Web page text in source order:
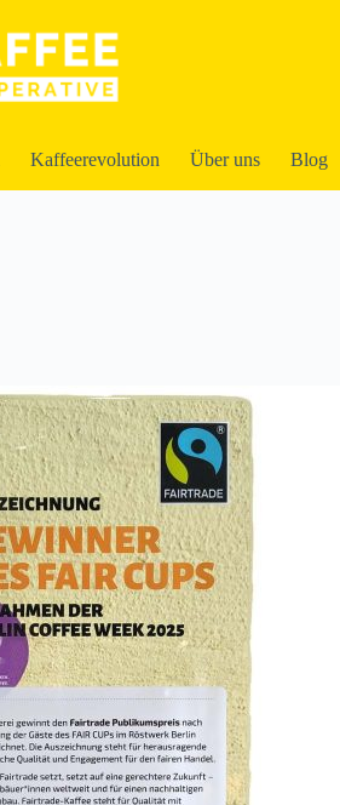
Kaffeerevolution Über uns Blog